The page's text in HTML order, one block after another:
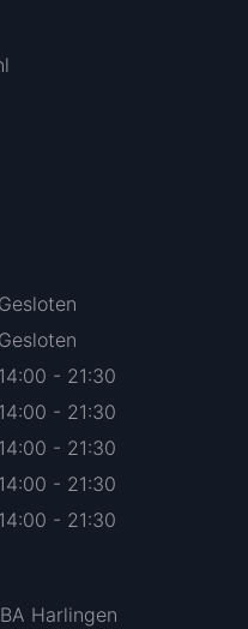
Gesloten
Gesloten
14:00 - 21:30
14:00 - 21:30
14:00 - 21:30
14:00 - 21:30
14:00 - 21:30
Harlingen